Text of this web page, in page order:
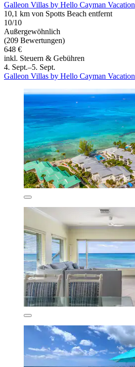
Galleon Villas by Hello Cayman Vacation
10,1 km von Spotts Beach entfernt
10/10
Außergewöhnlich
(209 Bewertungen)
648 €
inkl. Steuern & Gebühren
4. Sept.–5. Sept.
Galleon Villas by Hello Cayman Vacation